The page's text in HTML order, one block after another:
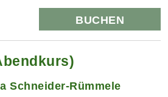
BUCHEN
Schneider-Rümmele